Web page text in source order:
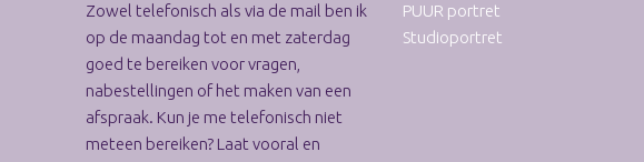
Zowel telefonisch als via de mail ben ik
op de maandag tot en met zaterdag
goed te bereiken voor vragen,
nabestellingen of het maken van een
afspraak. Kun je me telefonisch niet
meteen bereiken? Laat vooral en
PUUR portret
Studioportret